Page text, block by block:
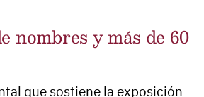
nombres y más de 60
que sostiene la exposición